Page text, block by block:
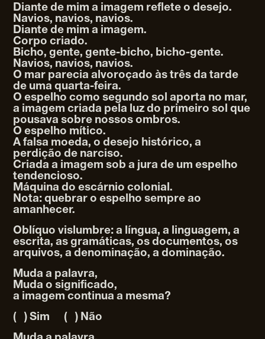
Diante de mim a imagem reflete o desejo.
Navios, navios, navios.
Diante de mim a imagem.
Corpo criado.
Bicho, gente, gente-bicho, bicho-gente.
Navios, navios, navios.
O mar parecia alvoroçado às três da tarde
de uma quarta-feira.
O espelho como segundo sol aporta no mar,
a imagem criada pela luz do primeiro sol que
pousava sobre nossos ombros.
O espelho mítico.
A falsa moeda, o desejo histórico, a
perdição de narciso.
Criada a imagem sob a jura de um espelho
tendencioso.
Máquina do escárnio colonial.
Nota: quebrar o espelho sempre ao
amanhecer.
Oblíquo vislumbre: a língua, a linguagem, a
escrita, as gramáticas, os documentos, os
arquivos, a denominação, a dominação.
Muda a palavra,
Muda o significado,
a imagem continua a mesma?
( ) Sim ( ) Não